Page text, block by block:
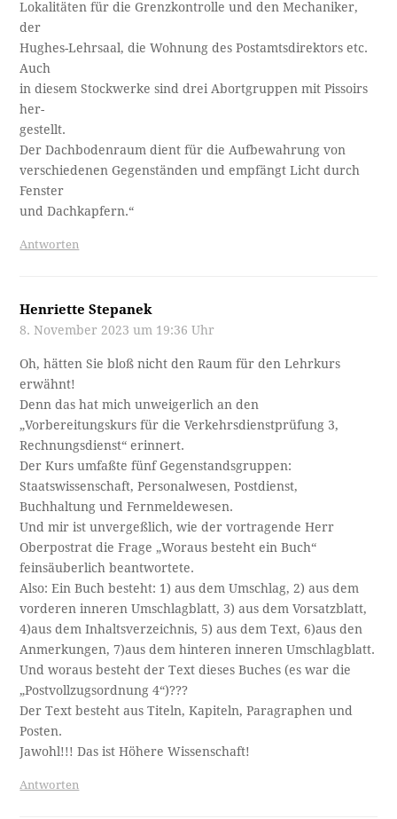
Lokalitäten für die Grenzkontrolle und den Mechaniker,
der
Hughes-Lehrsaal, die Wohnung des Postamtsdirektors etc.
Auch
in diesem Stockwerke sind drei Abortgruppen mit Pissoirs
her­-
gestellt.
Der Dachbodenraum dient für die Aufbewahrung von
verschiedenen Gegenständen und empfängt Licht durch
Fenster
und Dachkapfern.“
Antworten
Henriette Stepanek
8. November 2023 um 19:36 Uhr
Oh, hätten Sie bloß nicht den Raum für den Lehrkurs
erwähnt!
Denn das hat mich unweigerlich an den
„Vorbereitungskurs für die Verkehrsdienstprüfung 3,
Rechnungsdienst“ erinnert.
Der Kurs umfaßte fünf Gegenstandsgruppen:
Staatswissenschaft, Personalwesen, Postdienst,
Buchhaltung und Fernmeldewesen.
Und mir ist unvergeßlich, wie der vortragende Herr
Oberpostrat die Frage „Woraus besteht ein Buch“
feinsäuberlich beantwortete.
Also: Ein Buch besteht: 1) aus dem Umschlag, 2) aus dem
vorderen inneren Umschlagblatt, 3) aus dem Vorsatzblatt,
4)aus dem Inhaltsverzeichnis, 5) aus dem Text, 6)aus den
Anmerkungen, 7)aus dem hinteren inneren Umschlagblatt.
Und woraus besteht der Text dieses Buches (es war die
„Postvollzugsordnung 4“)???
Der Text besteht aus Titeln, Kapiteln, Paragraphen und
Posten.
Jawohl!!! Das ist Höhere Wissenschaft!
Antworten